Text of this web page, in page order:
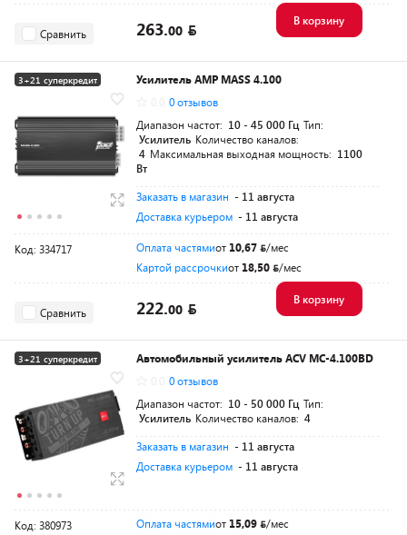
Сравнить 263.00
В корзину
3+21 суперкредит
Усилитель AMP MASS 4.100
0 отзывов
Диапазон частот: 10 - 45 000 Гц Тип:
Усилитель Количество каналов:
4 Максимальная выходная мощность: 1100
Вт
Заказать в магазин - 11 августа
Доставка курьером - 11 августа
Код: 334717 Оплата частямиот 10,67
/мес
Картой рассрочкиот 18,50 /мес
Сравнить 222.00
В корзину
3+21 суперкредит
Автомобильный усилитель ACV MC-4.100BD
0 отзывов
Диапазон частот: 10 - 50 000 Гц Тип:
Усилитель Количество каналов: 4
Заказать в магазин - 11 августа
Доставка курьером - 11 августа
Код: 380973 Оплата частямиот 15,09
/мес